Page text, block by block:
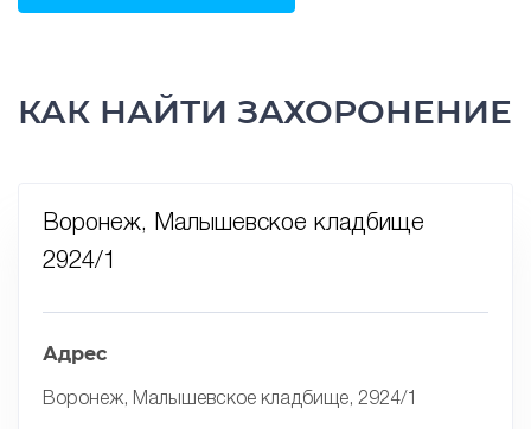
КАК НАЙТИ ЗАХОРОНЕНИЕ
Воронеж, Малышевское кладбище
2924/1
Адрес
Воронеж, Малышевское кладбище, 2924/1